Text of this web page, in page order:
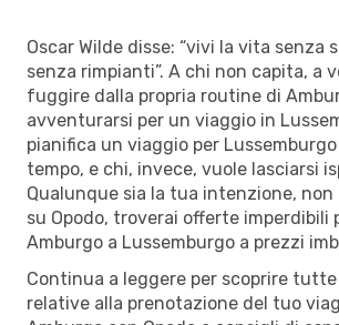
Oscar Wilde disse: “vivi la vita senza
senza rimpianti”. A chi non capita, a
fuggire dalla propria routine di
avventurarsi per un viaggio in
pianifica un viaggio per
tempo, e chi, invece, vuole lasciarsi
Qualunque sia la tua intenzione,
su Opodo, troverai offerte imperdibili
Amburgo a Lussemburgo a prezzi
Continua a leggere per scoprire
relative alla prenotazione del tuo